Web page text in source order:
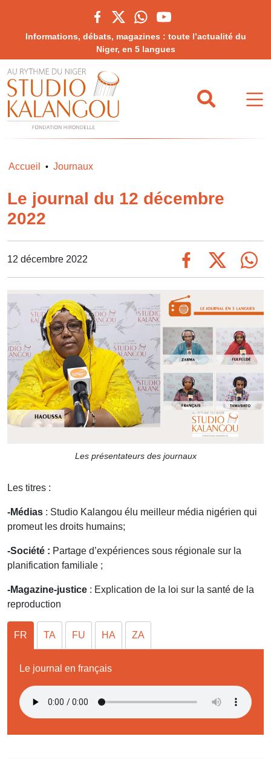
Informations, débats, magazines : toute l’actualité du
Niger, en 5 langues
Accueil • Journaux
Le journal du 12 décembre
2022
12 décembre 2022
Les présentateurs des journaux
Les titres :
-Médias : Studio Kalangou élu meilleur média nigérien qui
promeut les droits humains;
-Société : Partage d’expériences sous régionale sur la
planification familiale ;
-Magazine-justice : Explication de la loi sur la santé de la
reproduction
FR TA FU HA ZA
Le journal en français